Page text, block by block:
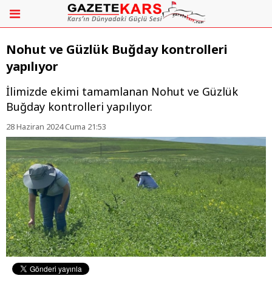
Nohut ve Güzlük Buğday kontrolleri
yapılıyor
İlimizde ekimi tamamlanan Nohut ve Güzlük
Buğday kontrolleri yapılıyor.
28 Haziran 2024 Cuma 21:53